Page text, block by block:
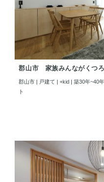
郡山市 家族みんながくつ
郡山市 | 戸建て | +kid | 築30年~40
ト